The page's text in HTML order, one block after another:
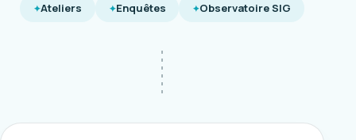
Ateliers
Enquêtes Observatoire SIG